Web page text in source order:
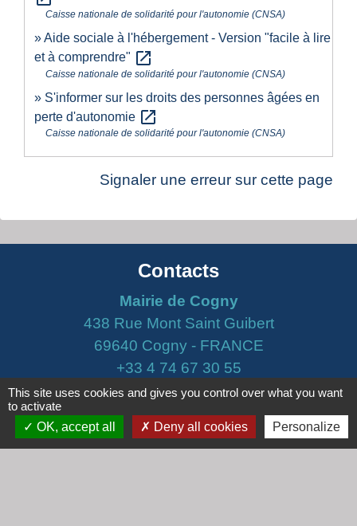
Caisse nationale de solidarité pour l'autonomie (CNSA)
Aide sociale à l'hébergement - Version "facile à lire
et à comprendre" open_in_new
Caisse nationale de solidarité pour l'autonomie (CNSA)
S'informer sur les droits des personnes âgées en
perte d'autonomie open_in_new
Caisse nationale de solidarité pour l'autonomie (CNSA)
Signaler une erreur sur cette page
Contacts
Mairie de Cogny
438 Rue Mont Saint Guibert
69640 Cogny - FRANCE
+33 4 74 67 30 55
Contact par formulaire
Horaires
This site uses cookies and gives you control over what you want
to activate
OK, accept all
Deny all cookies Personalize